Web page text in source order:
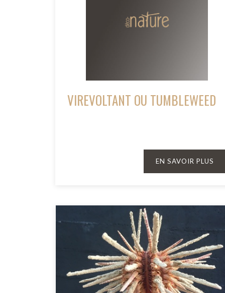
VIREVOLTANT OU TUMBLEWEED
EN SAVOIR PLUS